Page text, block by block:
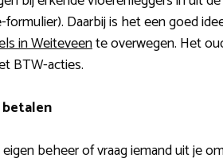
Daarbij is het een goed
in Weiteveente overwegen. Het
BTW-acties.
beheer of vraag iemand uit je